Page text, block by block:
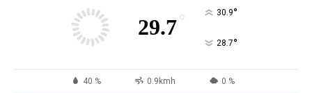
29.7° 30.9°
28.7°
40 % 0.9kmh 0 %